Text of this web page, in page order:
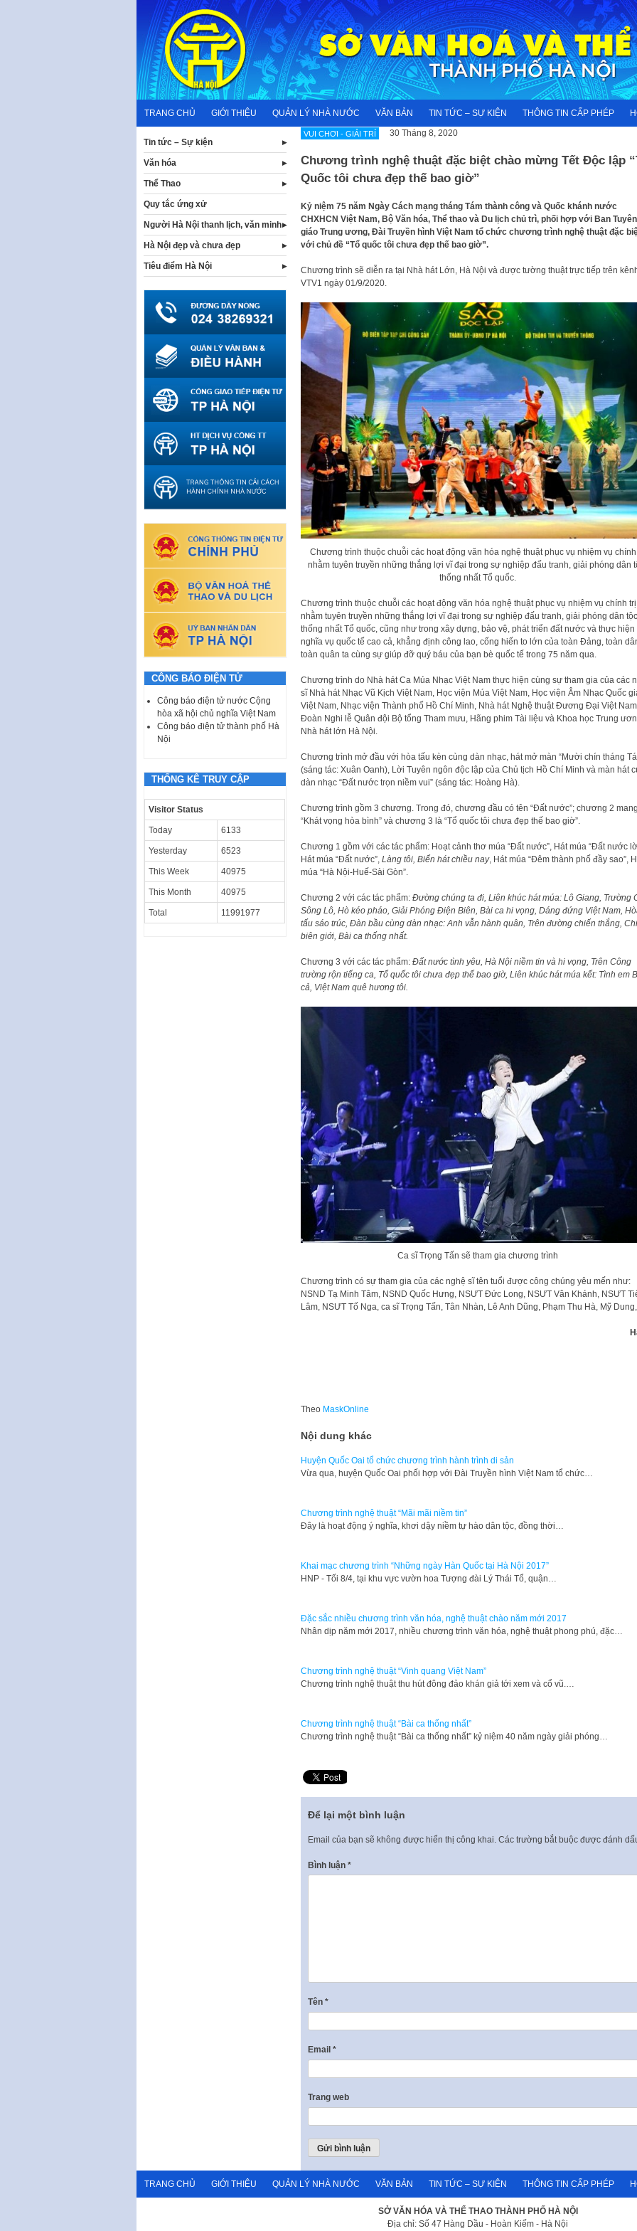
content
TRANG CHỦ GIỚI THIỆU QUẢN LÝ NHÀ NƯỚC VĂN BẢN TIN TỨC – SỰ KIỆN THÔNG TIN CẤP PHÉP
VUI CHƠI - GIẢI TRÍ 30 Tháng 8, 2020
Chương trình nghệ thuật đặc biệt chào mừng Tết Độc lập
Quốc tôi chưa đẹp thế bao giờ”
Kỷ niệm 75 năm Ngày Cách mạng tháng Tám thành công và Quốc khánh nước
CHXHCN Việt Nam, Bộ Văn hóa, Thể thao và Du lịch chủ trì, phối hợp với Ban Tuyên
giáo Trung ương, Đài Truyền hình Việt Nam tổ chức chương trình nghệ thuật đặc
với chủ đề “Tổ quốc tôi chưa đẹp thế bao giờ”.
Chương trình sẽ diễn ra tại Nhà hát Lớn, Hà Nội và được tường thuật trực tiếp trên
VTV1 ngày 01/9/2020.
Chương trình thuộc chuỗi các hoạt động văn hóa nghệ thuật phục vụ nhiệm vụ chính
nhằm tuyên truyền những thắng lợi vĩ đại trong sự nghiệp đấu tranh, giải phóng dân
thống nhất Tổ quốc.
Chương trình thuộc chuỗi các hoạt động văn hóa nghệ thuật phục vụ nhiệm vụ chính trị
nhằm tuyên truyền những thắng lợi vĩ đại trong sự nghiệp đấu tranh, giải phóng dân tộc,
thống nhất Tổ quốc, cũng như trong xây dựng, bảo vệ, phát triển đất nước và thực hiện
nghĩa vụ quốc tế cao cả, khẳng định công lao, cống hiến to lớn của toàn Đảng, toàn
toàn quân ta cùng sự giúp đỡ quý báu của bạn bè quốc tế trong 75 năm qua.
Chương trình do Nhà hát Ca Múa Nhạc Việt Nam thực hiện cùng sự tham gia của các
sĩ Nhà hát Nhạc Vũ Kịch Việt Nam, Học viện Múa Việt Nam, Học viện Âm Nhạc Quốc
Việt Nam, Nhạc viện Thành phố Hồ Chí Minh, Nhà hát Nghệ thuật Đương Đại Việt Nam,
Đoàn Nghi lễ Quân đội Bộ tổng Tham mưu, Hãng phim Tài liệu và Khoa học Trung
Nhà hát lớn Hà Nội.
Chương trình mở đầu với hòa tấu kèn cùng dàn nhạc, hát mở màn “Mười chín tháng
(sáng tác: Xuân Oanh), Lời Tuyên ngôn độc lập của Chủ tịch Hồ Chí Minh và màn hát
dàn nhạc “Đất nước trọn niềm vui” (sáng tác: Hoàng Hà).
Chương trình gồm 3 chương. Trong đó, chương đầu có tên “Đất nước”; chương 2
“Khát vọng hòa bình” và chương 3 là “Tổ quốc tôi chưa đẹp thế bao giờ”.
Chương 1 gồm với các tác phẩm: Hoạt cảnh thơ múa “Đất nước”, Hát múa “Đất nước
Hát múa “Đất nước”, Làng tôi, Biển hát chiều nay, Hát múa “Đêm thành phố đầy sao”,
múa “Hà Nội-Huế-Sài Gòn”.
Chương 2 với các tác phẩm: Đường chúng ta đi, Liên khúc hát múa: Lô Giang, Trường
Sông Lô, Hò kéo pháo, Giải Phóng Điện Biên, Bài ca hi vọng, Dáng đứng Việt Nam,
tấu sáo trúc, Đàn bầu cùng dàn nhạc: Anh vẫn hành quân, Trên đường chiến thắng,
biên giới, Bài ca thống nhất.
Chương 3 với các tác phẩm:Đất nước tình yêu, Hà Nội niềm tin và hi vọng, Trên Công
trường rộn tiếng ca, Tổ quốc tôi chưa đẹp thế bao giờ, Liên khúc hát múa kết: Tình em
cả, Việt Nam quê hương tôi.
Ca sĩ Trọng Tấn sẽ tham gia chương trình
Chương trình có sự tham gia của các nghệ sĩ tên tuổi được công chúng yêu mến như:
NSND Tạ Minh Tâm, NSND Quốc Hưng, NSƯT Đức Long, NSƯT Vân Khánh, NSƯT
Lâm, NSƯT Tố Nga, ca sĩ Trọng Tấn, Tân Nhàn, Lê Anh Dũng, Phạm Thu Hà, Mỹ
Theo MaskOnline
Nội dung khác
Huyện Quốc Oai tổ chức chương trình hành trình di sản
Vừa qua, huyện Quốc Oai phối hợp với Đài Truyền hình Việt Nam tổ chức…
Chương trình nghệ thuật “Mãi mãi niềm tin”
Đây là hoạt động ý nghĩa, khơi dậy niềm tự hào dân tộc, đồng thời…
Khai mạc chương trình “Những ngày Hàn Quốc tại Hà Nội 2017”
HNP - Tối 8/4, tại khu vực vườn hoa Tượng đài Lý Thái Tổ, quận…
Đặc sắc nhiều chương trình văn hóa, nghệ thuật chào năm mới 2017
Nhân dịp năm mới 2017, nhiều chương trình văn hóa, nghệ thuật phong phú, đặc…
Chương trình nghệ thuật “Vinh quang Việt Nam”
Chương trình nghệ thuật thu hút đông đảo khán giả tới xem và cổ vũ.…
Chương trình nghệ thuật “Bài ca thống nhất”
​Chương trình nghệ thuật “Bài ca thống nhất” kỷ niệm 40 năm ngày giải phóng…
Để lại một bình luận
Email của bạn sẽ không được hiển thị công khai. Các trường bắt buộc được đánh
Bình luận *
Tên *
Email *
Trang web
Tin tức – Sự kiện
Văn hóa
Thể Thao
Quy tắc ứng xử
Người Hà Nội thanh lịch, văn minh
Hà Nội đẹp và chưa đẹp
Tiêu điểm Hà Nội
CÔNG BÁO ĐIỆN TỬ
Công báo điện tử nước Cộng
hòa xã hội chủ nghĩa Việt Nam
Công báo điện tử thành phố Hà
Nội
THỐNG KÊ TRUY CẬP
Visitor Status
Today 6133
Yesterday 6523
This Week 40975
This Month 40975
Total 11991977
TRANG CHỦ GIỚI THIỆU QUẢN LÝ NHÀ NƯỚC VĂN BẢN TIN TỨC – SỰ KIỆN THÔNG TIN CẤP PHÉP
SỞ VĂN HÓA VÀ THỂ THAO THÀNH PHỐ HÀ NỘI
Địa chỉ: Số 47 Hàng Dầu - Hoàn Kiếm - Hà Nội